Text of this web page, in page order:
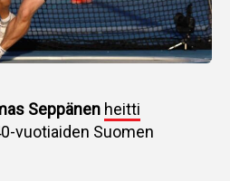
Seppänen heitti
vuotiaiden Suomen